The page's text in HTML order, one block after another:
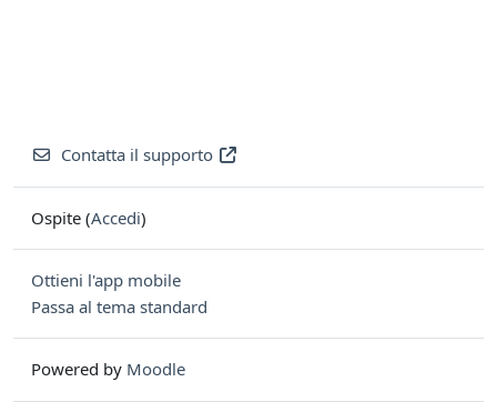
Contatta il supporto
Ospite (Accedi)
Ottieni l'app mobile
Passa al tema standard
Powered by Moodle